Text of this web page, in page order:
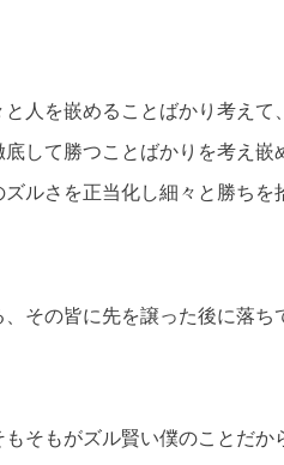
人を嵌めることばかり考えて
して勝つことばかりを考え嵌
ルさを正当化し細々と勝ちを
その皆に先を譲った後に落ち
そもがズル賢い僕のことだか